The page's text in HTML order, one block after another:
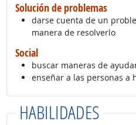
Solución de problemas
darse cuenta de un
manera de resolverlo
Social
buscar maneras de
enseñar a las personas a
HABILIDADES